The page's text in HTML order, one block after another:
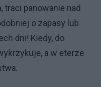
traci panowanie nad
o zapasy lub
dni! Kiedy, do
a w eterze